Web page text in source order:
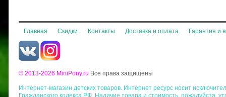
Главная Скидки Контакты Доставка и оплата Гарантия и
© 2013-2026 MiniPony.ru Все права защищены
Интернет-магазин детских товаров. Интернет ресурс носит
Гражданского кодекса РФ. Наличие товара и стоимость, пожалуйста,